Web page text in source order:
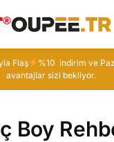
Flaş
%10 indirim ve
avantajlar sizi bekliyor.
Boy